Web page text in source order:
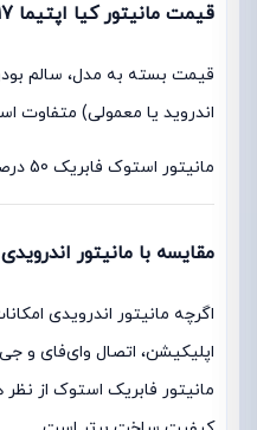
قیمت مانیتور کیا اپتیما 2017 استوک
اندروید یا معمولی) متفاوت
مانیتور استوک فابریک 50 درصد ارزانتر است.
مقایسه با مانیتور اندرویدی
اگرچه مانیتور اندرویدی
اپلیکیشن، اتصال وای‌فای و
مانیتور فابریک استوک از